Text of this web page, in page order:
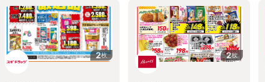
2枚 2枚